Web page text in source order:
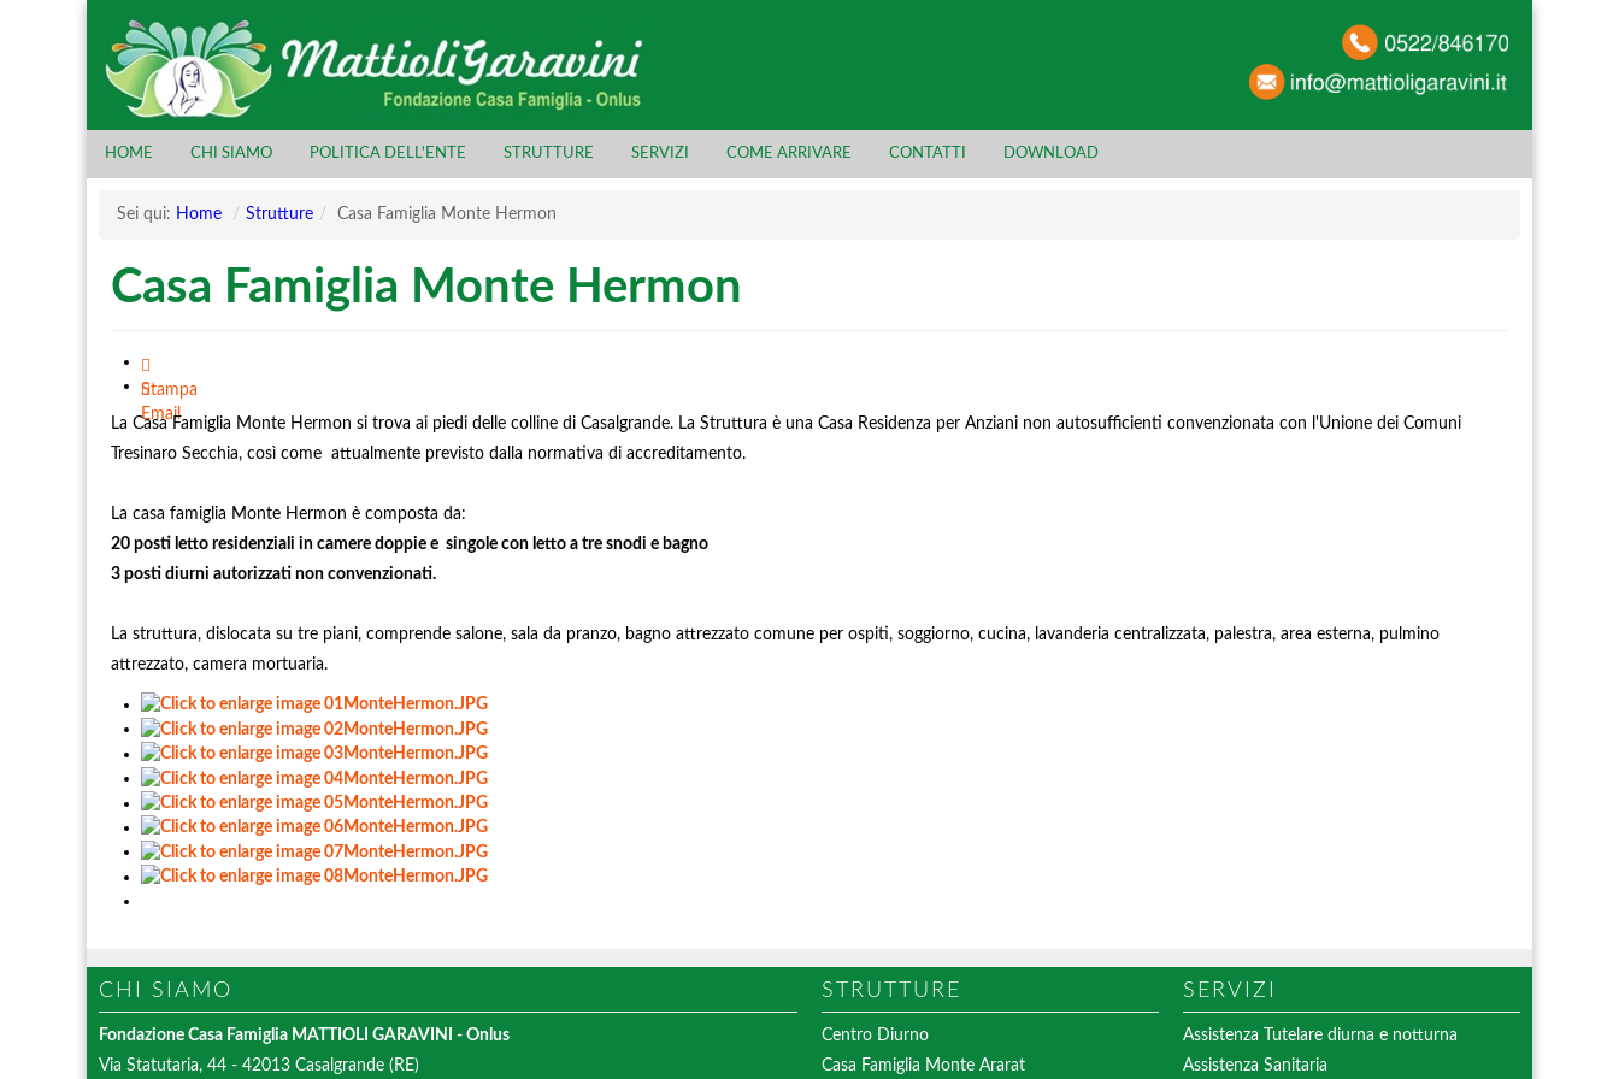
HOME CHI SIAMO POLITICA DELL'ENTE STRUTTURE SERVIZI COME ARRIVARE CONTATTI DOWNLOAD
Sei qui: Home / Strutture / Casa Famiglia Monte Hermon
Casa Famiglia Monte Hermon
Stampa
Email
La Casa Famiglia Monte Hermon si trova ai piedi delle colline di Casalgrande. La Struttura è una Casa Residenza per Anziani non autosufficienti convenzionata con l'Unione dei Comuni
Tresinaro Secchia, così come attualmente previsto dalla normativa di accreditamento.
La casa famiglia Monte Hermon è composta da:
20 posti letto residenziali in camere doppie e singole con letto a tre snodi e bagno
3 posti diurni autorizzati non convenzionati.
La struttura, dislocata su tre piani, comprende salone, sala da pranzo, bagno attrezzato comune per ospiti, soggiorno, cucina, lavanderia centralizzata, palestra, area esterna, pulmino
attrezzato, camera mortuaria.
CHI SIAMO
Fondazione Casa Famiglia MATTIOLI GARAVINI
- Onlus
Via Statutaria, 44 - 42013 Casalgrande (RE)
STRUTTURE
Centro Diurno
Casa Famiglia Monte Ararat
SERVIZI
Assistenza Tutelare diurna e notturna
Assistenza Sanitaria